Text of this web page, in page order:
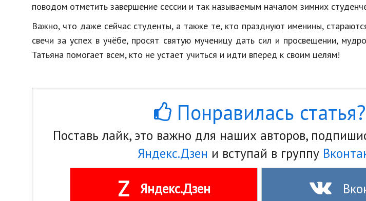
поводом отметить завершение сессии и так называемым началом зимних
Важно, что даже сейчас студенты, а также те, кто празднуют именины,
свечи за успех в учёбе, просят святую мученицу дать сил и просвещении,
Татьяна помогает всем, кто не устает учиться и идти вперед к своим целям!
Понравилась статья?
Поставь лайк, это важно для наших авторов,
Яндекс.Дзен и вступай в группу
Z Яндекс.Дзен